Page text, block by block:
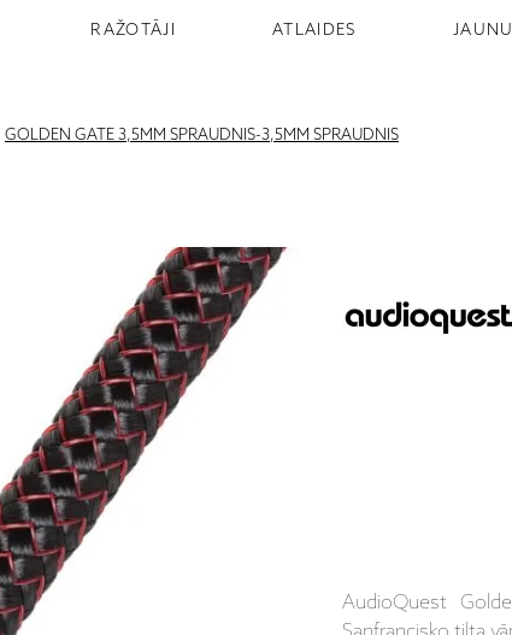
RAŽOTĀJI ATLAIDES
GOLDEN GATE 3,5MM SPRAUDNIS-3,5MM SPRAUDNIS
AudioQuest